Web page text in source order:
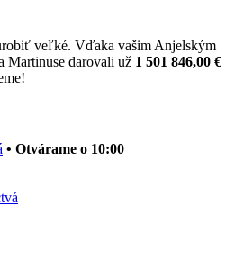
veľké. Vďaka vašim Anjelským
Martinuse darovali už 1 501 846,00 €
• Otvárame o 10:00